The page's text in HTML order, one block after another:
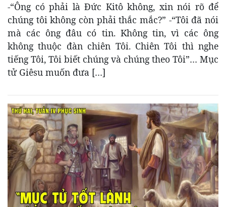
-“Ông có phải là Đức Kitô không, xin nói rõ để
chúng tôi không còn phải thắc mắc?” -“Tôi đã nói
mà các ông đâu có tin. Không tin, vì các ông
không thuộc đàn chiên Tôi. Chiên Tôi thì nghe
tiếng Tôi, Tôi biết chúng và chúng theo Tôi”… Mục
tử Giêsu muốn đưa […]